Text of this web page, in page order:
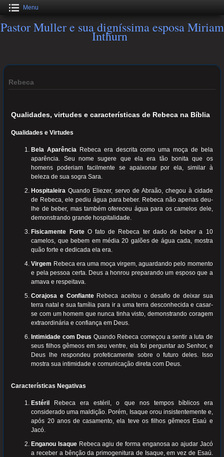
Menu
Pastor Muller e sua digníssima esposa Miriam
Inthurn
Rebeca
Qualidades, virtudes e características de Rebeca na Bíblia
Qualidades e Virtudes
Bela Aparência Rebeca era descrita como uma moça de bela
aparência. Seu nome sugere que ela era tão bonita que os
homens poderiam facilmente se apaixonar por ela, similar à
beleza de sua sogra Sara.
Hospitaleira Quando Eliezer, servo de Abraão, chegou à cidade
de Rebeca, ele pediu água para beber. Rebeca não apenas deu-
lhe de beber, mas também ofereceu água para os camelos dele,
demonstrando grande hospitalidade.
Fisicamente ForteO fato de Rebeca ter dado de beber a 10
camelos, que bebem em média 20 galões de água cada, mostra
quão forte e dedicada ela era.
Virgem Rebeca era uma moça virgem, aguardando pelo momento
e pela pessoa certa. Deus a honrou preparando um esposo que a
amava e respeitava.
Corajosa e ConfianteRebeca aceitou o desafio de deixar sua
terra natal e sua família para ir a uma terra desconhecida e casar-
se com um homem que nunca tinha visto, demonstrando coragem
extraordinária e confiança em Deus.
Intimidade com Deus Quando Rebeca começou a sentir a luta de
seus filhos gêmeos em seu ventre, ela foi perguntar ao Senhor, e
Deus lhe respondeu profeticamente sobre o futuro deles. Isso
mostra sua intimidade e comunicação direta com Deus.
Características Negativas
Estéril Rebeca era estéril, o que nos tempos bíblicos era
considerado uma maldição. Porém, Isaque orou insistentemente e,
após 20 anos de casamento, ela teve os filhos gêmeos Esaú e
Jacó.
Enganou Isaque Rebeca agiu de forma enganosa ao ajudar Jacó
a receber a bênção da primogenitura de Isaque, em vez de Esaú.